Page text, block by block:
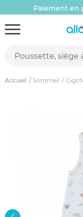
Paiement en
Accueil Sommeil